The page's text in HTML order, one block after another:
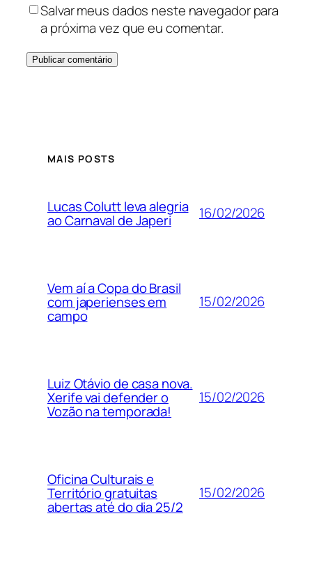
Salvar meus dados neste navegador para
a próxima vez que eu comentar.
MAIS POSTS
Lucas Colutt leva alegria
ao Carnaval de Japeri 16/02/2026
Vem aí a Copa do Brasil
com japerienses em
campo
15/02/2026
Luiz Otávio de casa nova.
Xerife vai defender o
Vozão na temporada!
15/02/2026
Oficina Culturais e
Território gratuitas
abertas até do dia 25/2
15/02/2026